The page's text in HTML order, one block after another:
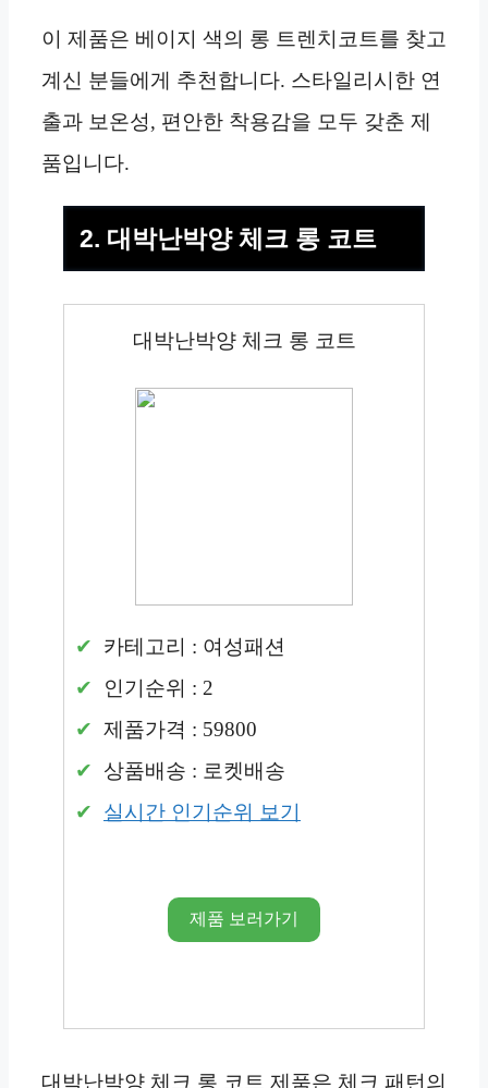
이 제품은 베이지 색의 롱 트렌치코트를 찾고
계신 분들에게 추천합니다. 스타일리시한 연
출과 보온성, 편안한 착용감을 모두 갖춘 제
품입니다.
2. 대박난박양 체크 롱 코트
대박난박양 체크 롱 코트
카테고리 : 여성패션
인기순위 : 2
제품가격 : 59800
상품배송 : 로켓배송
실시간 인기순위 보기
제품 보러가기
대박난박양 체크 롱 코트 제품은 체크 패턴의